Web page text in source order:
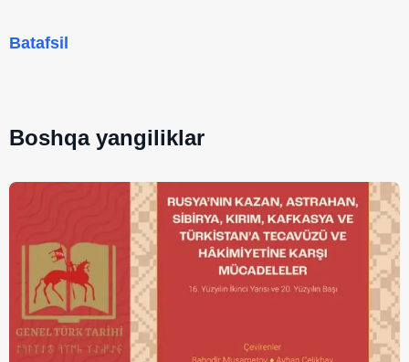
Batafsil
Boshqa yangiliklar